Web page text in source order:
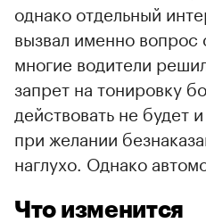
однако отдельный
вызвал именно
многие водители
запрет на тонировку
действовать не будет
при желании
наглухо. Однако
Что изменится